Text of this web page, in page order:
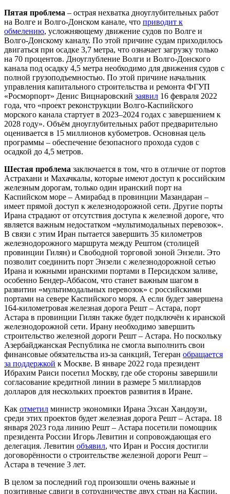
Пятая проблема – острая нехватка дноуглубительных работ
на Волге и Волго-Донском канале, что приводит к
обмелению, усложняющему движение судов по Волге и
Волго-Донскому каналу. По этой причине судам приходилось
двигаться при осадке 3,7 метра, что означает загрузку только
на 70 процентов. Дноуглубление Волги и Волго-Донского
канала под осадку 4,5 метра необходимо для движения судов с
полной грузоподъемностью. По этой причине начальник
управления капитального строительства и ремонта ФГУП
«Росморпорт» Денис Вицнаровский заявил 16 февраля 2022
года, что «проект реконструкции Волго-Каспийского
морского канала стартует в 2023–2024 годах с завершением к
2028 году». Объём дноуглубительных работ предварительно
оценивается в 15 миллионов кубометров. Основная цель
программы – обеспечение безопасного прохода судов с
осадкой до 4,5 метров.
Шестая проблема заключается в том, что в отличие от портов
Астрахани и Махачкалы, которые имеют доступ к российским
железным дорогам, только один иранский порт на
Каспийском море – Амирабад в провинции Мазандаран –
имеет прямой доступ к железнодорожной сети. Другие порты
Ирана страдают от отсутствия доступа к железной дороге, что
является важным недостатком «мультимодальных перевозок».
В связи с этим Иран пытается завершить 35 километров
железнодорожного маршрута между Рештом (столицей
провинции Гилян) и Свободной торговой зоной Энзели. Это
позволит соединить порт Энзели с железнодорожной сетью
Ирана и южными иранскими портами в Персидском заливе,
особенно Бендер-Аббасом, что станет важным шагом в
развитии «мультимодальных перевозок» с российскими
портами на севере Каспийского моря. А если будет завершена
164-километровая железная дорога Решт – Астара, порт
Астара в провинции Гилян также будет подключён к иранской
железнодорожной сети. Ирану необходимо завершить
строительство железной дороги Решт – Астара. Но поскольку
Азербайджанская Республика не смогла выполнить свои
финансовые обязательства из-за санкций, Тегеран обращается
за поддержкой к Москве. В январе 2022 года президент
Ибрахим Раиси посетил Москву, где обе стороны завершили
согласование кредитной линии в размере 5 миллиардов
долларов для нескольких проектов развития в Иране.
Как отметил министр экономики Ирана Эхсан Хандоузи,
среди этих проектов будет железная дорога Решт – Астара. 18
января 2023 года линию Решт – Астара посетили помощник
президента России Игорь Левитин и сопровождающая его
делегация. Левитин объявил, что Иран и Россия достигли
договорённости о строительстве железной дороги Решт –
Астара в течение 3 лет.
В целом за последний год произошли очень важные и
позитивные сдвиги в сотрудничестве двух стран на Каспии,